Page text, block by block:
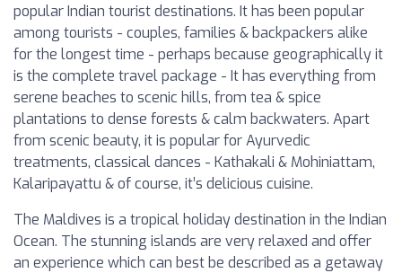
popular Indian tourist destinations. It has been popular
among tourists - couples, families & backpackers alike
for the longest time - perhaps because geographically it
is the complete travel package - It has everything from
serene beaches to scenic hills, from tea & spice
plantations to dense forests & calm backwaters. Apart
from scenic beauty, it is popular for Ayurvedic
treatments, classical dances - Kathakali & Mohiniattam,
Kalaripayattu & of course, it’s delicious cuisine.
The Maldives is a tropical holiday destination in the Indian
Ocean. The stunning islands are very relaxed and offer
an experience which can best be described as a getaway